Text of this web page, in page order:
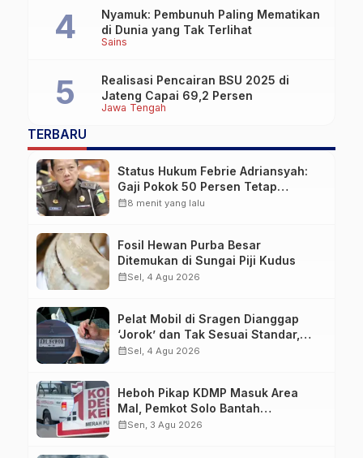
Sains
Nyamuk: Pembunuh Paling Mematikan
di Dunia yang Tak Terlihat
Jawa Tengah
Realisasi Pencairan BSU 2025 di
Jateng Capai 69,2 Persen
TERBARU
Status Hukum Febrie Adriansyah:
Gaji Pokok 50 Persen Tetap
Mengalir, Tunjangan Disetop
calendar_month8 menit yang lalu
Fosil Hewan Purba Besar
Ditemukan di Sungai Piji Kudus
calendar_monthSel, 4 Agu 2026
Pelat Mobil di Sragen Dianggap
‘Jorok’ dan Tak Sesuai Standar,
Pengemudi Kena Tilang
calendar_monthSel, 4 Agu 2026
Heboh Pikap KDMP Masuk Area
Mal, Pemkot Solo Bantah
Kepemilikan Kendaraan
calendar_monthSen, 3 Agu 2026